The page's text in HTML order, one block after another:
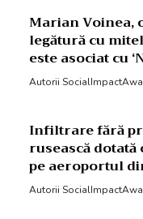
Marian Voinea,
legătură cu
este asociat cu
Autorii
Infiltrare fără
rusească
pe aeroportul
Autorii